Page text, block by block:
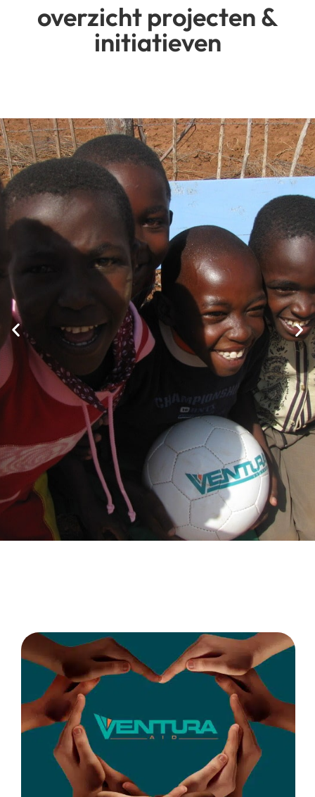
overzicht projecten &
initiatieven
diverse projecten
opgezet in Kenia,
waaronder op het
gebied van
werkgelegenheid,
gezondheidszorg en
huisvesting. In